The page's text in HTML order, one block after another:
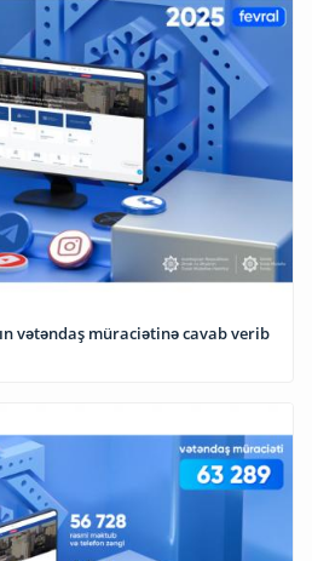
vətəndaş müraciətinə cavab verib